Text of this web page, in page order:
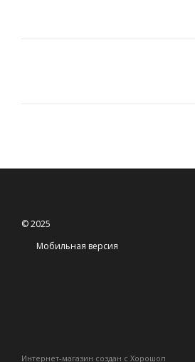
© 2025
Мобильная версия
Интернет-магазин создан с Хорошоп